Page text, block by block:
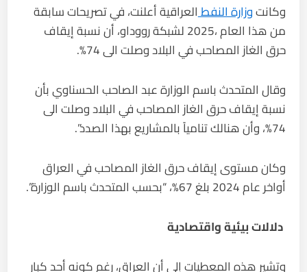
وكانتوزارة النفطالعراقية أعلنت، في تصريحات سابقة
من هذا العام ،2025 لشبكة رووداو، أن نسبة إيقاف
حرق الغاز المصاحب في البلاد وصلت الى 74%.
وقال المتحدث باسم الوزارة عبد الصاحب الحسناوي بأن
نسبة إيقاف حرق الغاز المصاحب في البلاد وصلت الى
74%، وأن هنالك تنامياً بالمشاريع بهذا الصدد”.
وكان مستوى إيقاف حرق الغاز المصاحب في العراق
أواخر عام 2024 بلغ 67%، “بحسب المتحدث باسم الوزارة”.
دلالات بيئية واقتصادية
وتشير هذه المعطيات إلى أن العراق، رغم كونه أحد كبار